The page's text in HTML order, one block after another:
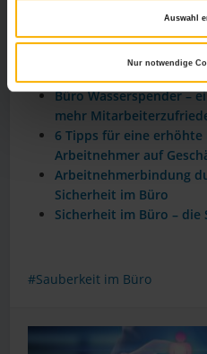
Auswahl
Nur notwendige
Weitere Relevante
Büro Wasserspender –
mehr
6 Tipps für eine
Arbeitnehmer auf
Arbeitnehmerbindung
Sicherheit im Büro
Sicherheit im Büro – die
Sauberkeit im Büro